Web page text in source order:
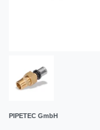
PIPETEC GmbH